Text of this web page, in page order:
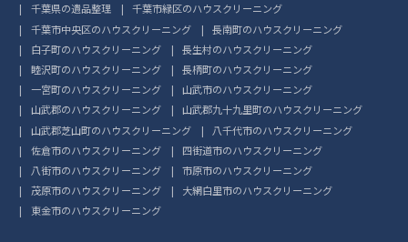
千葉県の遺品整理
千葉市緑区のハウスクリーニング
千葉市中央区のハウスクリーニング
長南町のハウスクリーニング
白子町のハウスクリーニング
長生村のハウスクリーニング
睦沢町のハウスクリーニング
長柄町のハウスクリーニング
一宮町のハウスクリーニング
山武市のハウスクリーニング
山武郡のハウスクリーニング
山武郡九十九里町のハウスクリーニング
山武郡芝山町のハウスクリーニング
八千代市のハウスクリーニング
佐倉市のハウスクリーニング
四街道市のハウスクリーニング
八街市のハウスクリーニング
市原市のハウスクリーニング
茂原市のハウスクリーニング
大網白里市のハウスクリーニング
東金市のハウスクリーニング